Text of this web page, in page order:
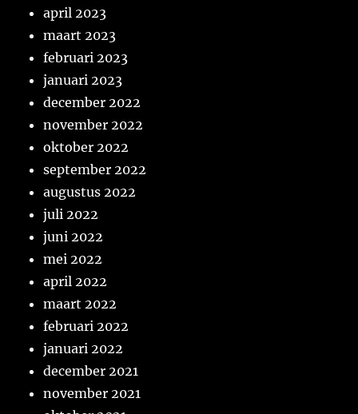
april 2023
maart 2023
februari 2023
januari 2023
december 2022
november 2022
oktober 2022
september 2022
augustus 2022
juli 2022
juni 2022
mei 2022
april 2022
maart 2022
februari 2022
januari 2022
december 2021
november 2021